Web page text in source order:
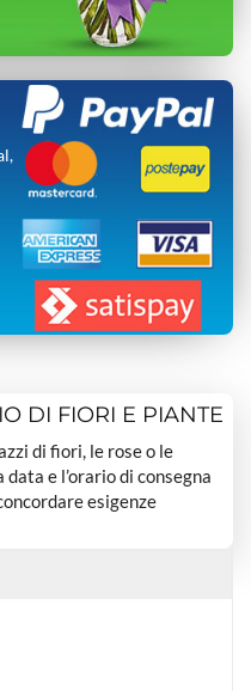
DI FIORI E PIANTE
di fiori, le rose o le
e l’orario di consegna
esigenze